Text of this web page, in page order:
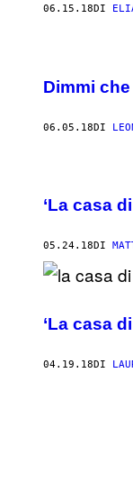
06.15.18DI
Dimmi
06.05.18DI
‘La casa
05.24.18DI
‘La casa
04.19.18DI